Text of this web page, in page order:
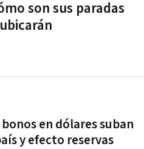
son sus paradas
en dólares suban
y efecto reservas